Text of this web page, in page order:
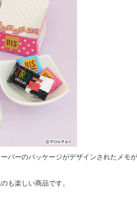
バーのパッケージがデザインされたメモ
も楽しい商品です。